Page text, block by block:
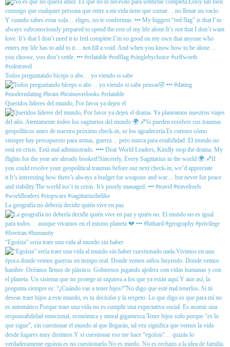
Todos preguntando bíceps o abs… yo viendo si sabe
Queridos líderes del mundo, Por favor ya dejen el
La geografía no debería decidir quién vive en paz
“Egoísta” sería traer una vida al mundo sin haber